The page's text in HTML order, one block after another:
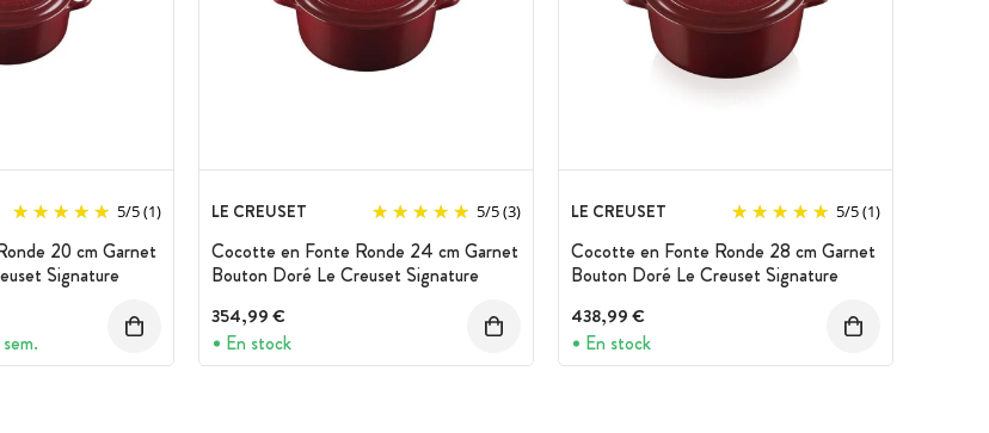
5/5(1)
20 cm Garnet
Signature
LE CREUSET 5/5(3)
Cocotte en Fonte Ronde 24 cm Garnet
Bouton Doré Le Creuset Signature
354,99 €
En stock
LE CREUSET 5/5(1)
Cocotte en Fonte Ronde 28 cm Garnet
Bouton Doré Le Creuset Signature
438,99 €
En stock